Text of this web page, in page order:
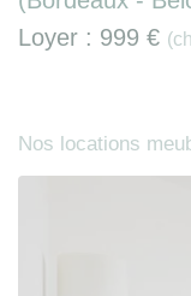
Loyer : 999 €
Nos locations